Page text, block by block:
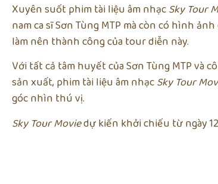
Xuyên suốt phim tài liệu âm nhạcSky Tour
nam ca sĩ Sơn Tùng MTP mà còn có hình
làm nên thành công của tour diễn này.
Với tất cả tâm huyết của Sơn Tùng MTP và
sản xuất, phim tài liệu âm nhạcSky Tour
góc nhìn thú vị.
Sky Tour Moviedự kiến khởi chiếu từ ngày